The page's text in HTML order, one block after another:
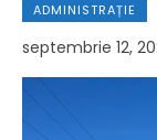
ADMINISTRAȚIE
septembrie 12,